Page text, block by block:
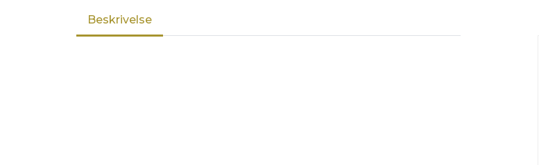
Beskrivelse